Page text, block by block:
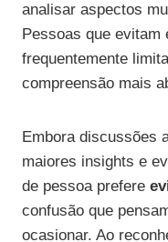
analisar aspectos
Pessoas que
frequentemente
compreensão mais
Embora discussões
maiores insights e
de pessoa prefere
confusão que
ocasionar. Ao